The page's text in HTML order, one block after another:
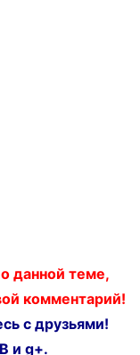
данной теме,
комментарий!
с друзьями!
и g+.